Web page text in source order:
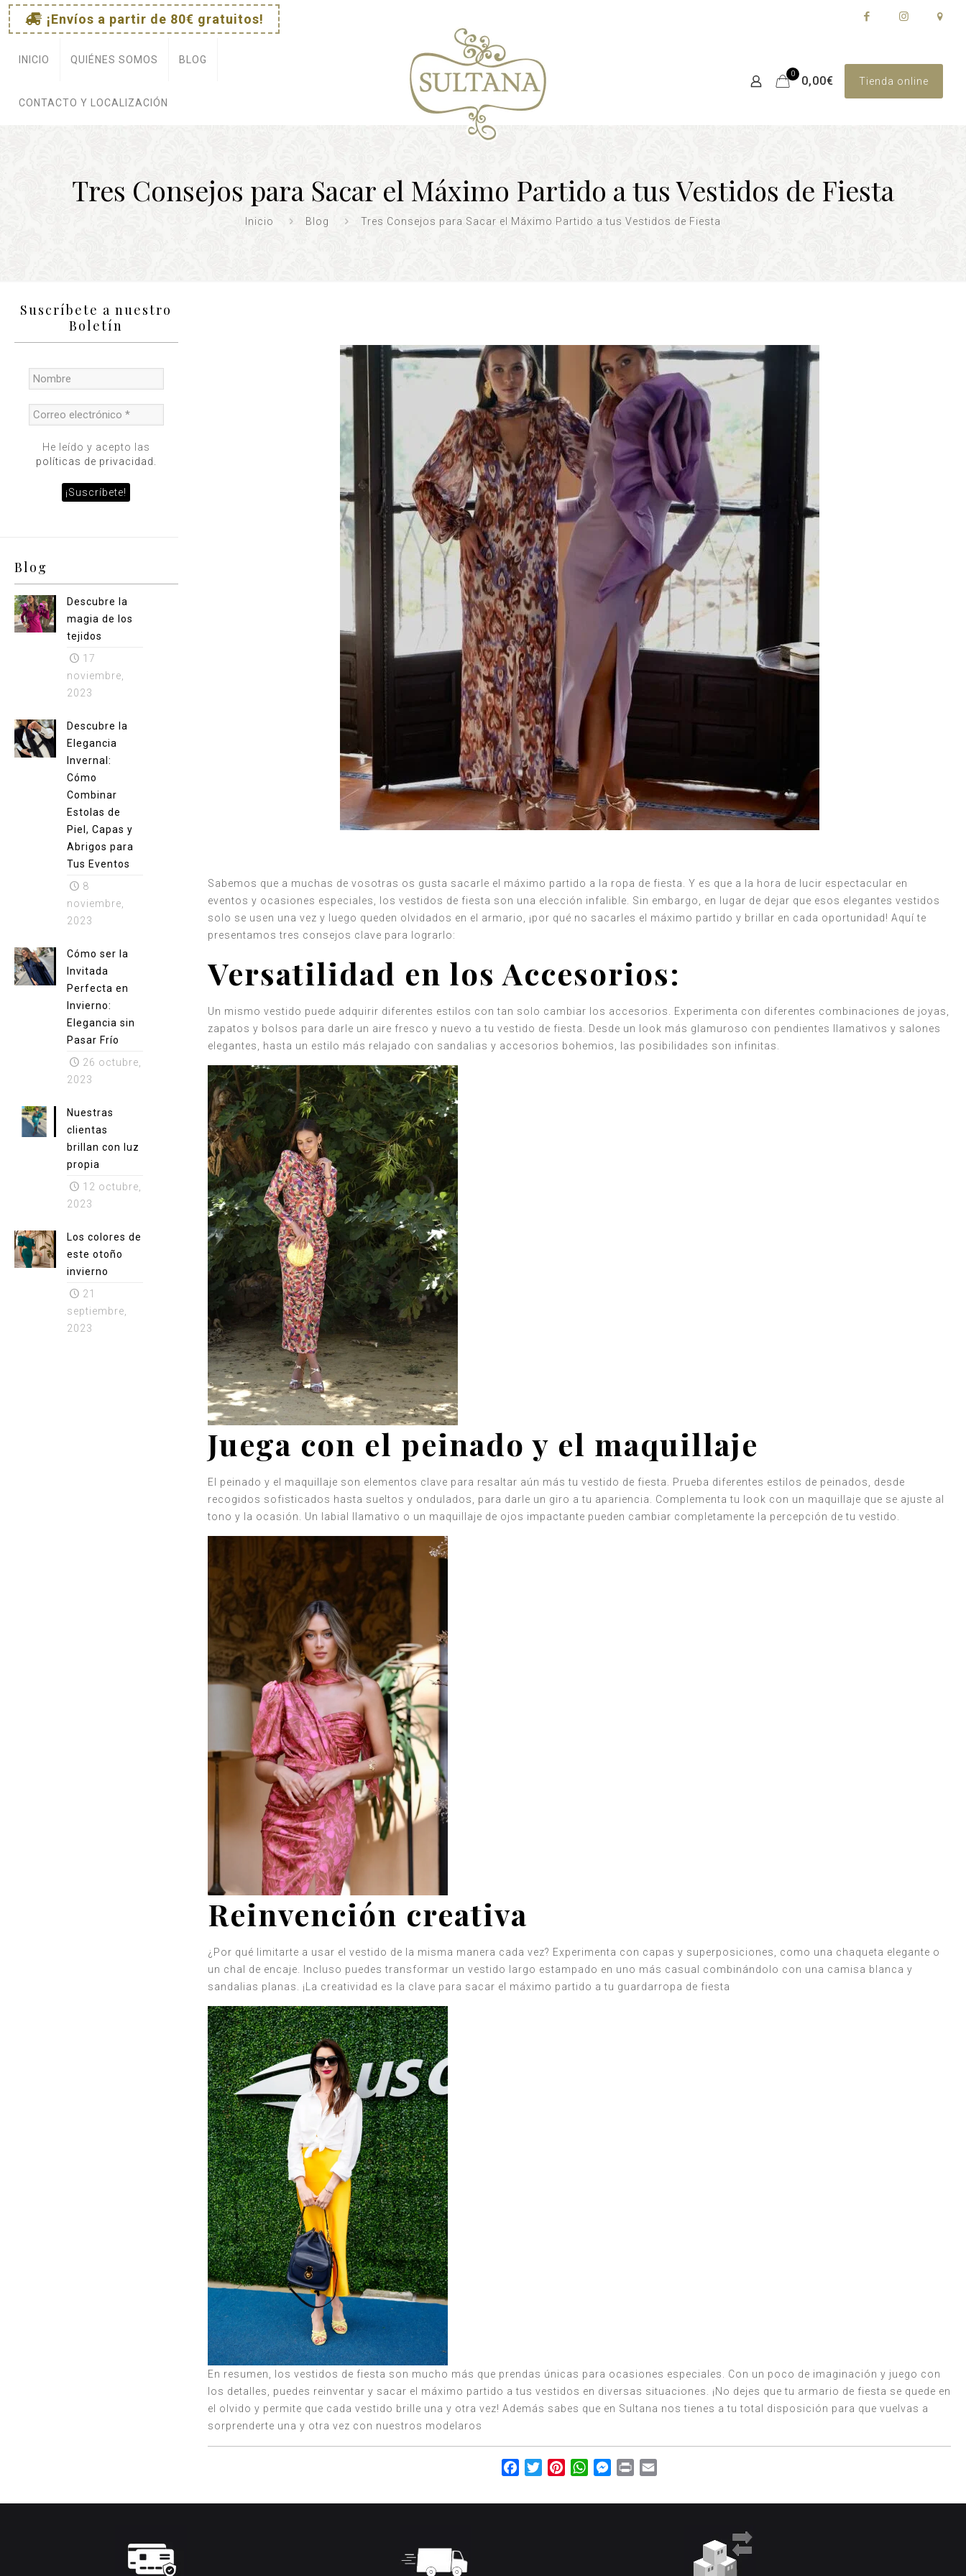
¡Envíos a partir de 80€ gratuitos!
INICIO QUIÉNES SOMOS BLOG
CONTACTO Y LOCALIZACIÓN
0
0,00€ Tienda online
Tres Consejos para Sacar el Máximo Partido a tus Vestidos de Fiesta
Inicio Blog Tres Consejos para Sacar el Máximo Partido a tus Vestidos de Fiesta
Sabemos que a muchas de vosotras os gusta sacarle el máximo partido a la ropa de fiesta. Y es que a la hora de lucir espectacular en
eventos y ocasiones especiales, los vestidos de fiesta son una elección infalible. Sin embargo, en lugar de dejar que esos elegantes vestidos
solo se usen una vez y luego queden olvidados en el armario, ¡por qué no sacarles el máximo partido y brillar en cada oportunidad! Aquí te
presentamos tres consejos clave para lograrlo:
Versatilidad en los Accesorios:
Un mismo vestido puede adquirir diferentes estilos con tan solo cambiar los accesorios. Experimenta con diferentes combinaciones de joyas,
zapatos y bolsos para darle un aire fresco y nuevo a tu vestido de fiesta. Desde un look más glamuroso con pendientes llamativos y salones
elegantes, hasta un estilo más relajado con sandalias y accesorios bohemios, las posibilidades son infinitas.
Juega con el peinado y el maquillaje
El peinado y el maquillaje son elementos clave para resaltar aún más tu vestido de fiesta. Prueba diferentes estilos de peinados, desde
recogidos sofisticados hasta sueltos y ondulados, para darle un giro a tu apariencia. Complementa tu look con un maquillaje que se ajuste al
tono y la ocasión. Un labial llamativo o un maquillaje de ojos impactante pueden cambiar completamente la percepción de tu vestido.
Reinvención creativa
¿Por qué limitarte a usar el vestido de la misma manera cada vez? Experimenta con capas y superposiciones, como una chaqueta elegante o
un chal de encaje. Incluso puedes transformar un vestido largo estampado en uno más casual combinándolo con una camisa blanca y
sandalias planas. ¡La creatividad es la clave para sacar el máximo partido a tu guardarropa de fiesta
En resumen, los vestidos de fiesta son mucho más que prendas únicas para ocasiones especiales. Con un poco de imaginación y juego con
los detalles, puedes reinventar y sacar el máximo partido a tus vestidos en diversas situaciones. ¡No dejes que tu armario de fiesta se quede en
el olvido y permite que cada vestido brille una y otra vez! Además sabes que en Sultana nos tienes a tu total disposición para que vuelvas a
sorprenderte una y otra vez con nuestros modelaros
Facebook
TwitterPinterestWhatsApp
Messenger
Print
Suscríbete a nuestro
Boletín
He leído y acepto las
políticas de privacidad.
Blog
Descubre la
magia de los
tejidos
17
noviembre,
2023
Descubre la
Elegancia
Invernal:
Cómo
Combinar
Estolas de
Piel, Capas y
Abrigos para
Tus Eventos
8
noviembre,
2023
Cómo ser la
Invitada
Perfecta en
Invierno:
Elegancia sin
Pasar Frío
26 octubre,
2023
Nuestras
clientas
brillan con luz
propia
12 octubre,
2023
Los colores de
este otoño
invierno
21
septiembre,
2023